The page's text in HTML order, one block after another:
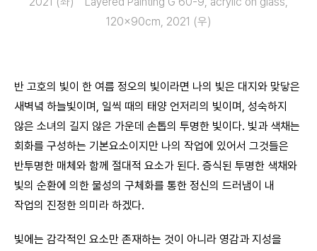
120x90cm, 2021 (우)
반 고호의 빛이 한 여름 정오의 빛이라면 나의 빛은 대지와 맞닿은
새벽녘 하늘빛이며, 일씩 때의 태양 언저리의 빛이며, 성숙하지
않은 소녀의 길지 않은 가운데 손톱의 투명한 빛이다. 빛과 색채는
회화를 구성하는 기본요소이지만 나의 작업에 있어서 그것들은
반투명한 매체와 함께 절대적 요소가 된다. 증식된 투명한 색채와
빛의 순환에 의한 물성의 구체화를 통한 정신의 드러냄이 내
작업의 진정한 의미라 하겠다.
빛에는 감각적인 요소만 존재하는 것이 아니라 영감과 지성을